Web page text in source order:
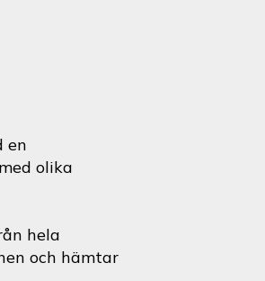
en
olika
hela
och hämtar